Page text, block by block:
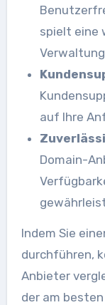
spielt eine
auf Ihre
Domain-
Indem Sie
durchführen,
Anbieter
der am